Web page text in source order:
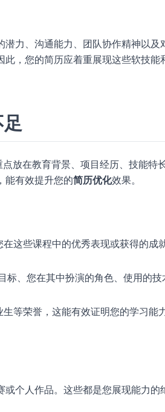
力、沟通能力、团队协作精神以及
，您的简历应着重展现这些软技能
放在教育背景、项目经历、技能特
能有效提升您的简历优化效果。
这些课程中的优秀表现或获得的成
标、您在其中扮演的角色、使用的
等荣誉，这能有效证明您的学习能
个人作品。这些都是您展现能力的